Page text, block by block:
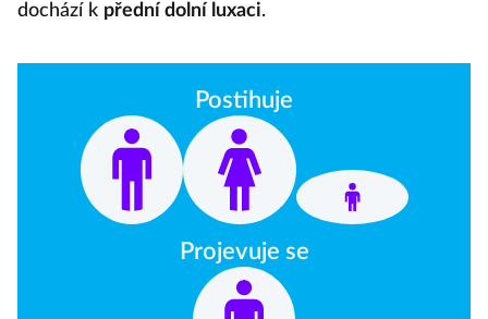
dochází k přední dolní luxaci.
Postihuje
Projevuje se